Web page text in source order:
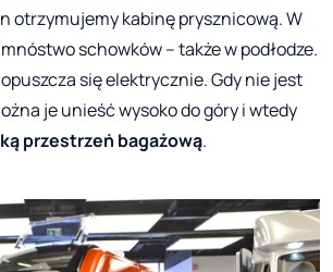
otrzymujemy kabinę prysznicową. W
schowków – także w podłodze.
się elektrycznie. Gdy nie jest
je unieść wysoko do góry i wtedy
przestrzeń bagażową.